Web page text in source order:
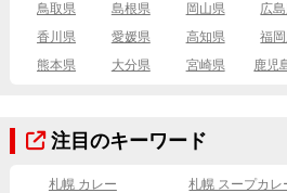
鳥取県
島根県 岡山県 広
香川県
愛媛県 高知県 福
熊本県
大分県 宮崎県 鹿児
注目のキーワード
札幌 カレー 札幌 スープカレ